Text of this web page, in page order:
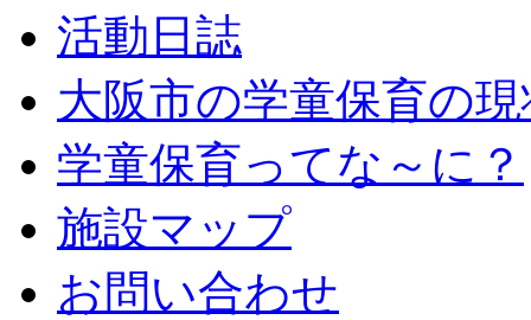
活動日誌
大阪市の学童保育の
学童保育ってな～に？
施設マップ
お問い合わせ